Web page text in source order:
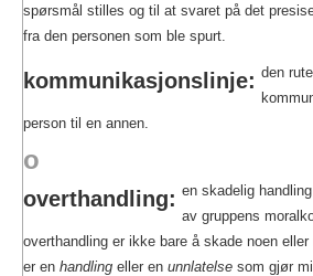
spørsmål stilles og til at svaret på det
fra den personen som ble spurt.
kommunikasjonslinje: den
person til en annen.
o
overthandling: en skadelig
av gruppens
overthandling er ikke bare å skade noen
er en handling eller en unnlatelse som gjør